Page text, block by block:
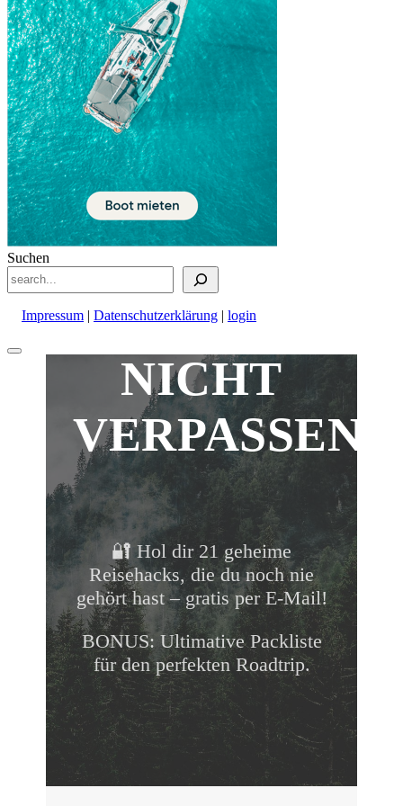
Suchen
Impressum | Datenschutzerklärung | login
Nach
NICHT
VERPASSEN!
🔐 Hol dir 21 geheime
Reisehacks, die du noch nie
gehört hast – gratis per E-Mail!
BONUS: Ultimative Packliste
für den perfekten Roadtrip.